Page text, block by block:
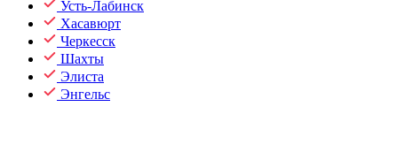
Усть-Лабинск
Хасавюрт
Черкесск
Шахты
Элиста
Энгельс